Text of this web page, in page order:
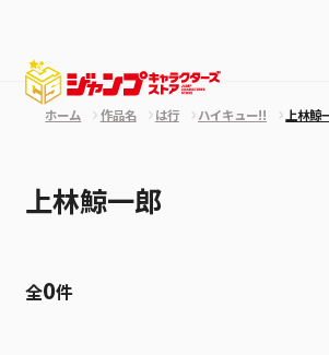
ホーム 作品名 は行 ハイキュー!! 上林鯨
上林鯨一郎
全0件